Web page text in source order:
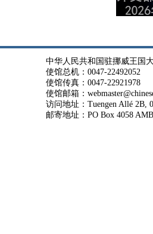
中华人民共和国驻挪威王国
使馆总机：0047-22492052
使馆传真：0047-22921978
使馆邮箱：
访问地址：Tuengen Allé 2B,
邮寄地址：PO Box 4058